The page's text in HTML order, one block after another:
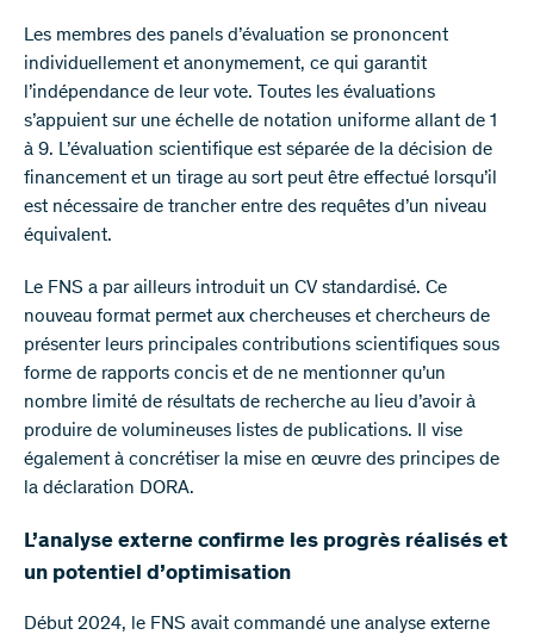
Les membres des panels d’évaluation se prononcent
individuellement et anonymement, ce qui garantit
l’indépendance de leur vote. Toutes les évaluations
s’appuient sur une échelle de notation uniforme allant de 1
à 9. L’évaluation scientifique est séparée de la décision de
financement et un tirage au sort peut être effectué lorsqu’il
est nécessaire de trancher entre des requêtes d’un niveau
équivalent.
Le FNS a par ailleurs introduit un CV standardisé. Ce
nouveau format permet aux chercheuses et chercheurs de
présenter leurs principales contributions scientifiques sous
forme de rapports concis et de ne mentionner qu’un
nombre limité de résultats de recherche au lieu d’avoir à
produire de volumineuses listes de publications. Il vise
également à concrétiser la mise en œuvre des principes de
la déclaration DORA.
L’analyse externe confirme les progrès réalisés et
un potentiel d’optimisation
Début 2024, le FNS avait commandé une analyse externe